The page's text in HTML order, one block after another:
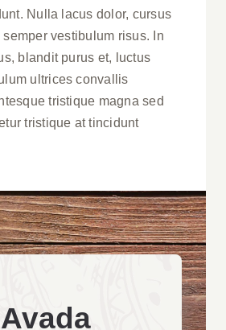
Nulla lacus dolor, cursus
vestibulum risus. In
blandit purus et, luctus
ultrices convallis
tristique magna sed
tristique at tincidunt
Avada